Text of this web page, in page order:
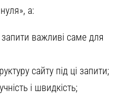
а:
запити важливі саме для
сайту під ці запити;
і швидкість;